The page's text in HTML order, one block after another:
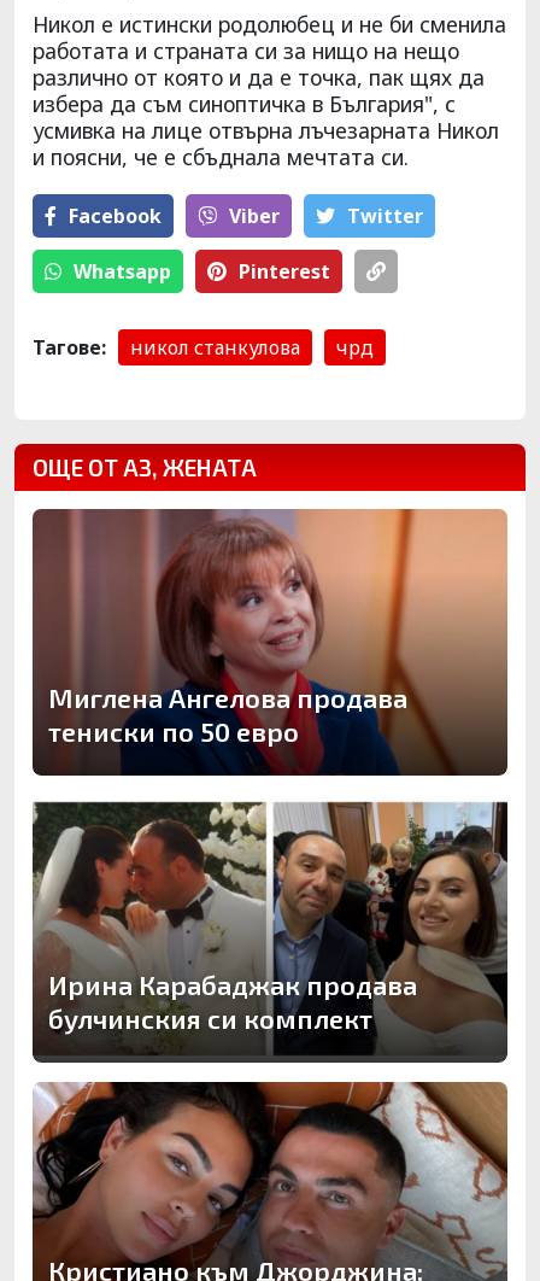
Никол е истински родолюбец и не би сменила
работата и страната си за нищо на нещо
различно от която и да е точка, пак щях да
избера да съм синоптичка в България", с
усмивка на лице отвърна лъчезарната Никол
и поясни, че е сбъднала мечтата си.
Facebook Viber Тwitter
Whatsapp Pinterest
Тагове: никол станкулова чрд
ОЩЕ ОТ АЗ, ЖЕНАТА
Миглена Ангелова продава
тениски по 50 евро
Ирина Карабаджак продава
булчинския си комплект
Кристиано към Джорджина: